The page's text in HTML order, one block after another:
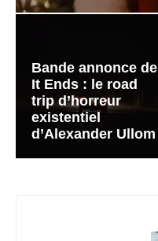
Bande annonce de
It Ends : le road
trip d’horreur
existentiel
d’Alexander Ullom